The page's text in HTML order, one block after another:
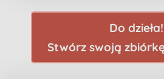
Do dzieła!
Stwórz swoją